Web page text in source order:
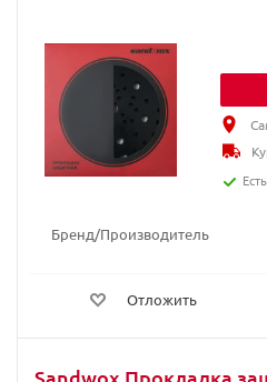
Бренд/Производитель
Отложить